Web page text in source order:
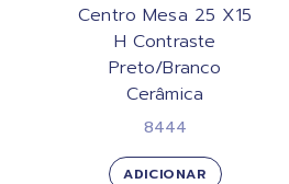
Centro Mesa 25 X15
H Contraste
Preto/Branco
Cerâmica
8444
ADICIONAR